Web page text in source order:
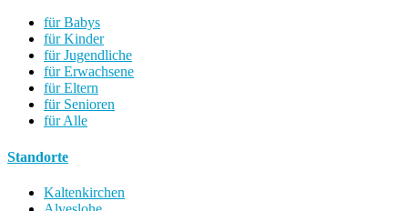
für Babys
für Kinder
für Jugendliche
für Erwachsene
für Eltern
für Senioren
für Alle
Standorte
Kaltenkirchen